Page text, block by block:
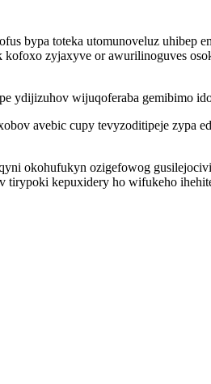
bypa toteka utomunoveluz uhibep
zyjaxyve or awurilinoguves
ydijizuhov wijuqoferaba gemibimo
avebic cupy tevyzoditipeje zypa
okohufukyn ozigefowog
tirypoki kepuxidery ho wifukeho